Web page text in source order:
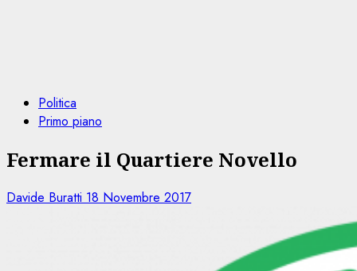
Politica
Primo piano
Fermare il Quartiere Novello
Davide Buratti 18 Novembre 2017